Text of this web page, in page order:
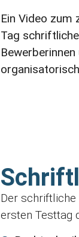
Ein Video
Tag
Der
ersten Testtag